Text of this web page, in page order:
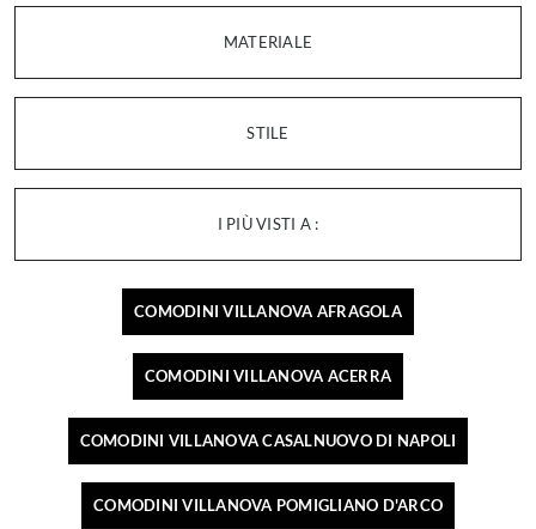
MATERIALE
STILE
I PIÙ VISTI A :
COMODINI VILLANOVA AFRAGOLA
COMODINI VILLANOVA ACERRA
COMODINI VILLANOVA CASALNUOVO DI NAPOLI
COMODINI VILLANOVA POMIGLIANO D'ARCO